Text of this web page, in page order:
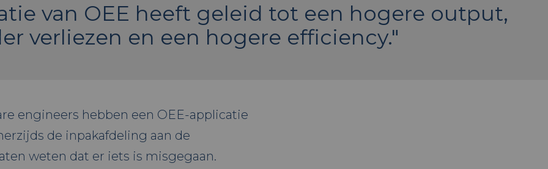
van OEE heeft geleid tot een hogere output,
verliezen en een hogere efficiency."
engineers hebben een OEE-applicatie
de inpakafdeling aan de
weten dat er iets is misgegaan.